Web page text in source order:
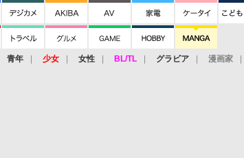
青年 少女 女性 BL/TL グラビア 漫画家